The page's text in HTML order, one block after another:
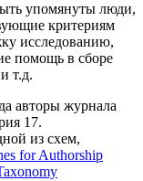
упомянуты люди,
критериям
исследованию,
помощь в сборе
т.д.
авторы журнала
17.
из схем,
for Authorship